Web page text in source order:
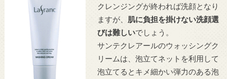
クレンジングが終われば洗顔となり
ますが、 肌に負担を掛けない洗顔選
びは難しいでしょう。
サンテクレアールのウォッシングク
リームは、泡立てネットを利用して
泡立てるとキメ細かい弾力のある泡